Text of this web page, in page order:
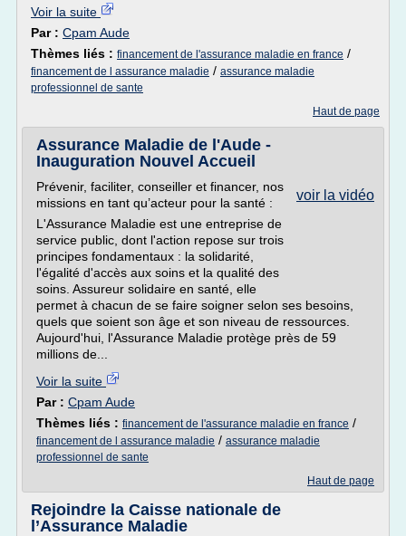
Voir la suite
Par : Cpam Aude
Thèmes liés : financement de l'assurance maladie en france /
financement de l assurance maladie / assurance maladie
professionnel de sante
Haut de page
Assurance Maladie de l'Aude -
Inauguration Nouvel Accueil
voir la vidéo
Prévenir, faciliter, conseiller et financer, nos
missions en tant qu’acteur pour la santé :
L'Assurance Maladie est une entreprise de
service public, dont l'action repose sur trois
principes fondamentaux : la solidarité,
l'égalité d'accès aux soins et la qualité des
soins. Assureur solidaire en santé, elle
permet à chacun de se faire soigner selon ses besoins,
quels que soient son âge et son niveau de ressources.
Aujourd'hui, l'Assurance Maladie protège près de 59
millions de...
Voir la suite
Par : Cpam Aude
Thèmes liés : financement de l'assurance maladie en france /
financement de l assurance maladie / assurance maladie
professionnel de sante
Haut de page
Rejoindre la Caisse nationale de
l’Assurance Maladie